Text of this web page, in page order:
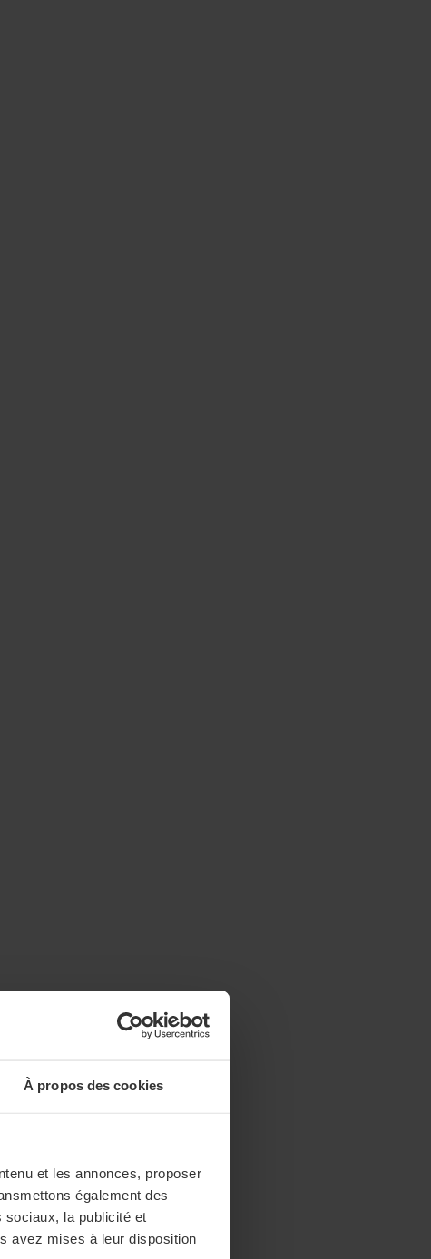
À propos des cookies
et les annonces, proposer
également des
sociaux, la publicité et
avez mises à leur disposition